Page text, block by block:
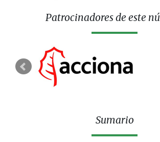
Patrocinadores de este
Sumario